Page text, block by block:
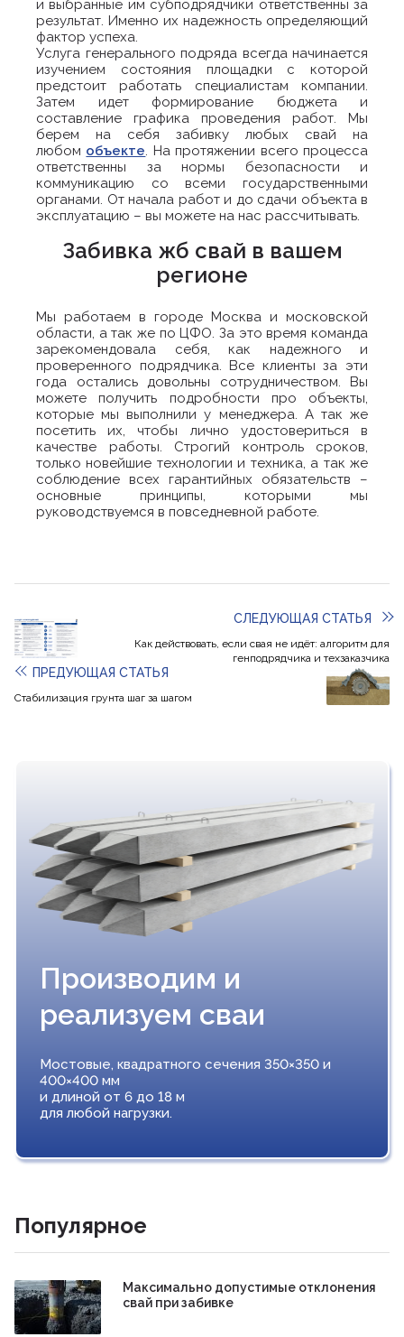
и выбранные им субподрядчики ответственны за
результат. Именно их надежность определяющий
фактор успеха.
Услуга генерального подряда всегда начинается
изучением состояния площадки с которой
предстоит работать специалистам компании.
Затем идет формирование бюджета и
составление графика проведения работ. Мы
берем на себя забивку любых свай на
любом объекте. На протяжении всего процесса
ответственны за нормы безопасности и
коммуникацию со всеми государственными
органами. От начала работ и до сдачи объекта в
эксплуатацию – вы можете на нас рассчитывать.
Забивка жб свай в вашем
регионе
Мы работаем в городе Москва и московской
области, а так же по ЦФО. За это время команда
зарекомендовала себя, как надежного и
проверенного подрядчика. Все клиенты за эти
года остались довольны сотрудничеством. Вы
можете получить подробности про объекты,
которые мы выполнили у менеджера. А так же
посетить их, чтобы лично удостовериться в
качестве работы. Строгий контроль сроков,
только новейшие технологии и техника, а так же
соблюдение всех гарантийных обязательств –
основные принципы, которыми мы
руководствуемся в повседневной работе.
ПРЕДУЮЩАЯ СТАТЬЯ
Стабилизация грунта шаг за шагом
СЛЕДУЮЩАЯ СТАТЬЯ
Как действовать, если свая не идёт: алгоритм для
генподрядчика и техзаказчика
Производим и
реализуем сваи
Мостовые, квадратного сечения 350×350 и
400×400 мм
и длиной от 6 до 18 м
для любой нагрузки.
Популярное
Максимально допустимые отклонения
свай при забивке